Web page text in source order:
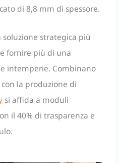
di 8,8 mm di spessore.
strategica più
fornire più di una
intemperie. Combinano
la produzione di
si affida a moduli
il 40% di trasparenza e